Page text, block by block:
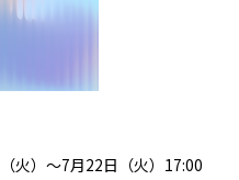
火）〜7月22日（火）17:00